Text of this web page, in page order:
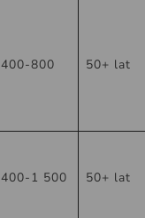
400-800 50+ lat
400-1 500 50+ lat